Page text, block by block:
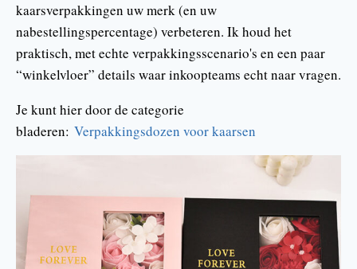
kaarsverpakkingen uw merk (en uw
nabestellingspercentage) verbeteren. Ik houd het
praktisch, met echte verpakkingsscenario's en een paar
“winkelvloer” details waar inkoopteams echt naar vragen.
Je kunt hier door de categorie
bladeren: Verpakkingsdozen voor kaarsen